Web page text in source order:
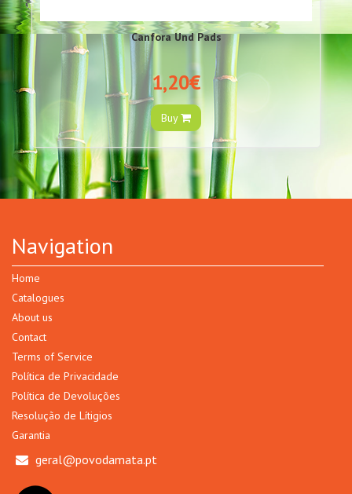
Canfora Und Pads
1,20€
Buy
Navigation
Home
Catalogues
About us
Contact
Terms of Service
Política de Privacidade
Política de Devoluções
Resolução de Lítigios
Garantia
geral@povodamata.pt